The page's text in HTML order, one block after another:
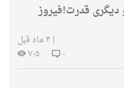
قدرت!فیروز
| ۴ ماه قبل
۰
۷۰۵